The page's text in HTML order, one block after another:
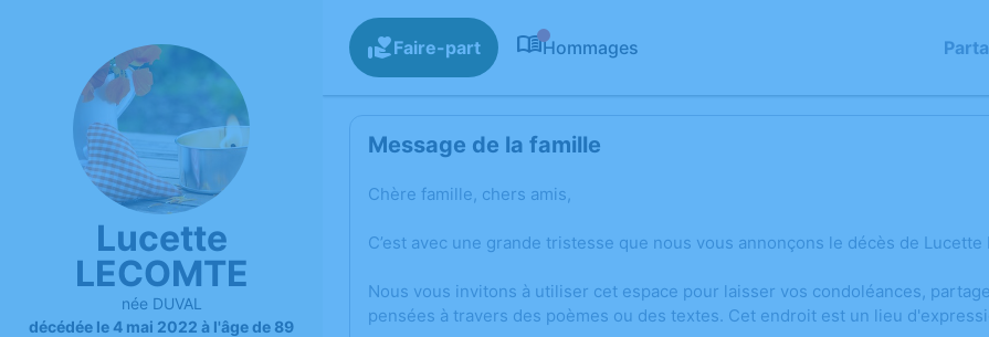
Lucette
LECOMTE
née DUVAL
décédée le 4 mai 2022 à l'âge de 89
Faire-part Hommages
Message de la famille
Chère famille, chers amis,
C’est avec une grande tristesse que nous vous annonçons le décès de
Nous vous invitons à utiliser cet espace pour laisser vos condoléances,
pensées à travers des poèmes ou des textes. Cet endroit est un lieu